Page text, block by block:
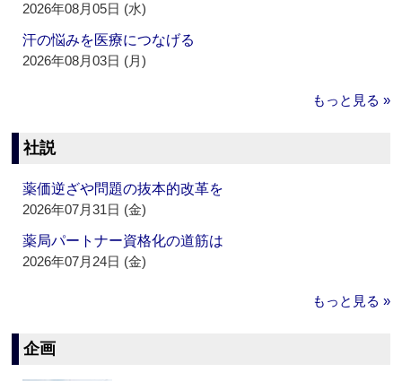
2026年08月05日 (水)
汗の悩みを医療につなげる
2026年08月03日 (月)
もっと見る »
社説
薬価逆ざや問題の抜本的改革を
2026年07月31日 (金)
薬局パートナー資格化の道筋は
2026年07月24日 (金)
もっと見る »
企画